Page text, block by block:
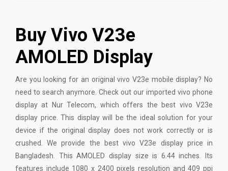
Buy Vivo V23e
AMOLED Display
Are you looking for an originalvivo V23e mobile display? No
need to search anymore. Check out our imported vivo phone
display at Nur Telecom, which offers the best vivo V23e
display price. This display will be the ideal solution for your
device if the original display does not work correctly or is
crushed. We provide the best vivo V23e display price in
Bangladesh. This AMOLED display size is 6.44 inches. Its
features include 1080 x 2400 pixels resolution and 409 ppi